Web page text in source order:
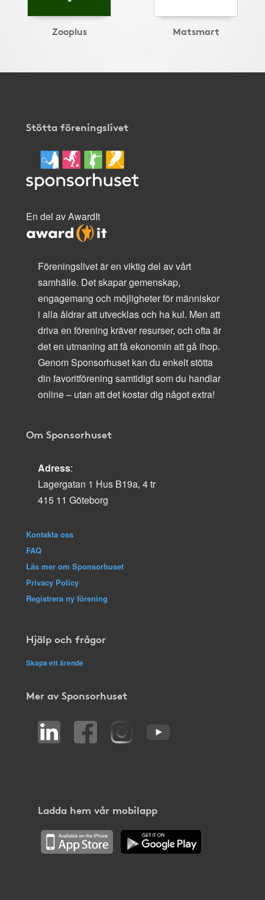
Zooplus Matsmart
Stötta föreningslivet
En del av AwardIt
Föreningslivet är en viktig del av vårt
samhälle. Det skapar gemenskap,
engagemang och möjligheter för människor
i alla åldrar att utvecklas och ha kul. Men att
driva en förening kräver resurser, och ofta är
det en utmaning att få ekonomin att gå ihop.
Genom Sponsorhuset kan du enkelt stötta
din favoritförening samtidigt som du handlar
online – utan att det kostar dig något extra!
Om Sponsorhuset
Adress:
Lagergatan 1 Hus B19a, 4 tr
415 11 Göteborg
Kontakta oss
FAQ
Läs mer om Sponsorhuset
Privacy Policy
Registrera ny förening
Hjälp och frågor
Skapa ett ärende
Mer av Sponsorhuset
Ladda hem vår mobilapp